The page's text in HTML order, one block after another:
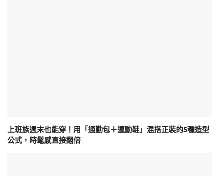
上班族週末也能穿！用「通勤包＋運動鞋」混搭正裝的5種造型
公式，時髦感直接翻倍